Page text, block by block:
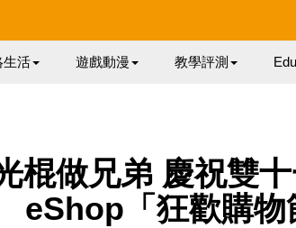
生活 遊戲動漫 教學評測
棍做兄弟 慶祝雙
eShop「狂歡購物